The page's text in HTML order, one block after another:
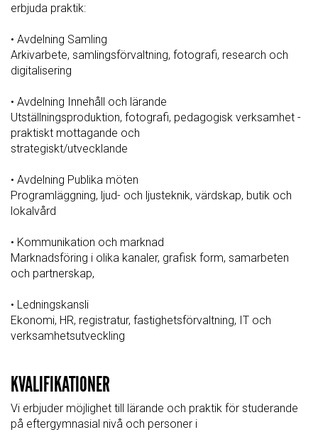
erbjuda praktik:
• Avdelning Samling
Arkivarbete, samlingsförvaltning, fotografi, research och
digitalisering
• Avdelning Innehåll och lärande
Utställningsproduktion, fotografi, pedagogisk verksamhet -
praktiskt mottagande och
strategiskt/utvecklande
• Avdelning Publika möten
Programläggning, ljud- och ljusteknik, värdskap, butik och
lokalvård
• Kommunikation och marknad
Marknadsföring i olika kanaler, grafisk form, samarbeten
och partnerskap,
• Ledningskansli
Ekonomi, HR, registratur, fastighetsförvaltning, IT och
verksamhetsutveckling
KVALIFIKATIONER
Vi erbjuder möjlighet till lärande och praktik för studerande
på eftergymnasial nivå och personer i